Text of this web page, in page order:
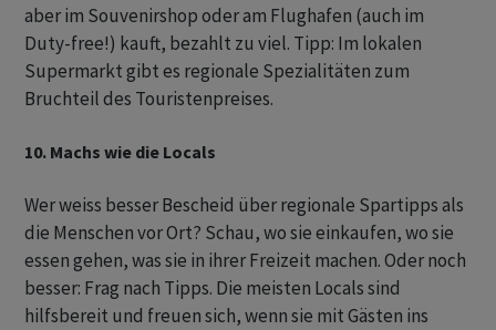
aber im Souvenirshop oder am Flughafen (auch im
Duty-free!) kauft, bezahlt zu viel. Tipp: Im lokalen
Supermarkt gibt es regionale Spezialitäten zum
Bruchteil des Touristenpreises.
10. Machs wie die Locals
Wer weiss besser Bescheid über regionale Spartipps als
die Menschen vor Ort? Schau, wo sie einkaufen, wo sie
essen gehen, was sie in ihrer Freizeit machen. Oder noch
besser: Frag nach Tipps. Die meisten Locals sind
hilfsbereit und freuen sich, wenn sie mit Gästen ins